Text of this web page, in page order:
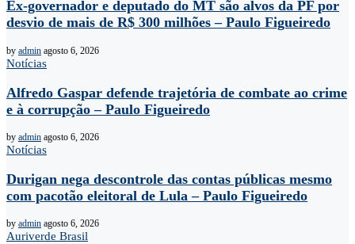
Ex-governador e deputado do MT são alvos da PF por
desvio de mais de R$ 300 milhões – Paulo Figueiredo
by admin agosto 6, 2026
Notícias
Alfredo Gaspar defende trajetória de combate ao crime
e à corrupção – Paulo Figueiredo
by admin agosto 6, 2026
Notícias
Durigan nega descontrole das contas públicas mesmo
com pacotão eleitoral de Lula – Paulo Figueiredo
by admin agosto 6, 2026
Auriverde Brasil